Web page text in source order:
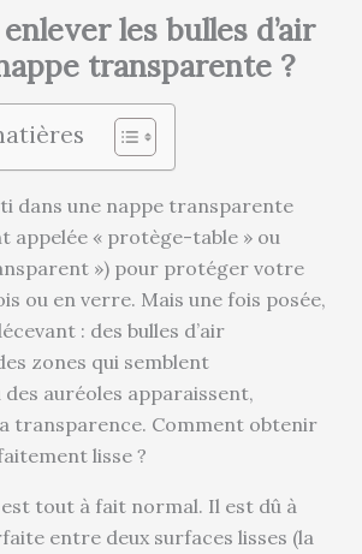
les bulles d’air
transparente ?
dans une nappe transparente
appelée « protège-table » ou
») pour protéger votre
ou en verre. Mais une fois posée,
: des bulles d’air
zones qui semblent
des auréoles apparaissent,
transparence. Comment obtenir
lisse ?
tout à fait normal. Il est dû à
entre deux surfaces lisses (la